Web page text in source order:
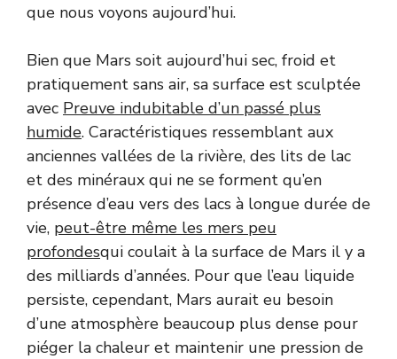
que nous voyons aujourd’hui.
Bien que Mars soit aujourd’hui sec, froid et
pratiquement sans air, sa surface est sculptée
avec Preuve indubitable d’un passé plus
humide. Caractéristiques ressemblant aux
anciennes vallées de la rivière, des lits de lac
et des minéraux qui ne se forment qu’en
présence d’eau vers des lacs à longue durée de
vie, peut-être même les mers peu
profondesqui coulait à la surface de Mars il y a
des milliards d’années. Pour que l’eau liquide
persiste, cependant, Mars aurait eu besoin
d’une atmosphère beaucoup plus dense pour
piéger la chaleur et maintenir une pression de